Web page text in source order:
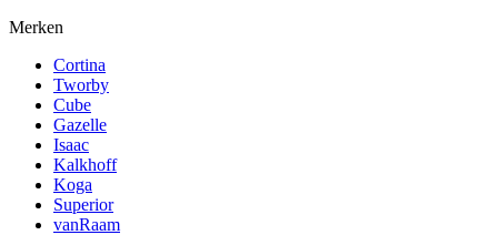
Merken
Cortina
Tworby
Cube
Gazelle
Isaac
Kalkhoff
Koga
Superior
vanRaam